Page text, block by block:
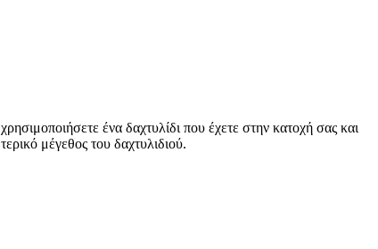
ένα δαχτυλίδι που έχετε στην κατοχή σας και
μέγεθος του δαχτυλιδιού.